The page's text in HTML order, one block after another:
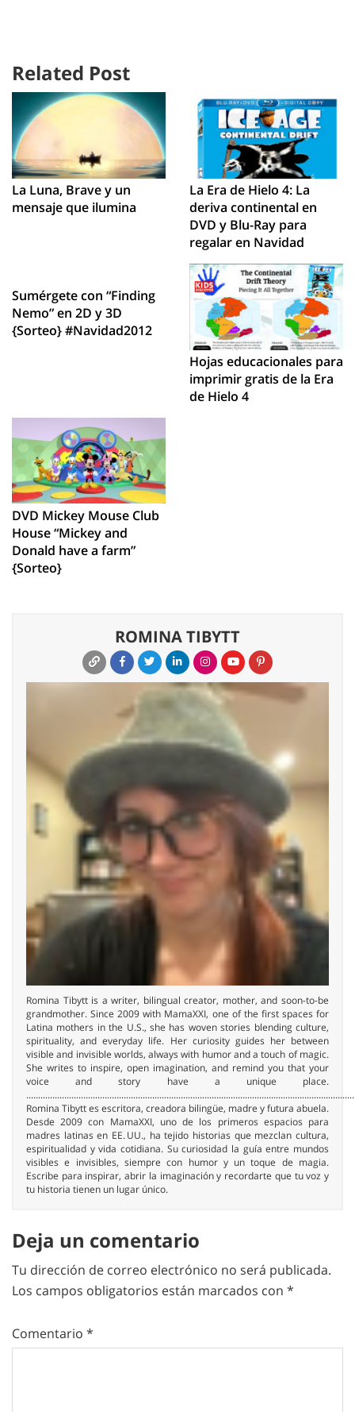
Related Post
La Luna, Brave y un
mensaje que ilumina
La Era de Hielo 4: La
deriva continental en
DVD y Blu-Ray para
regalar en Navidad
Sumérgete con “Finding
Nemo” en 2D y 3D
{Sorteo} #Navidad2012
Hojas educacionales para
imprimir gratis de la Era
de Hielo 4
DVD Mickey Mouse Club
House “Mickey and
Donald have a farm”
{Sorteo}
ROMINA TIBYTT
Romina Tibytt is a writer, bilingual creator, mother, and soon-to-be
grandmother. Since 2009 with MamaXXI, one of the first spaces for
Latina mothers in the U.S., she has woven stories blending culture,
spirituality, and everyday life. Her curiosity guides her between
visible and invisible worlds, always with humor and a touch of magic.
She writes to inspire, open imagination, and remind you that your
voice and story have a unique place.
Romina Tibytt es escritora, creadora bilingüe, madre y futura abuela.
Desde 2009 con MamaXXI, uno de los primeros espacios para
madres latinas en EE. UU., ha tejido historias que mezclan cultura,
espiritualidad y vida cotidiana. Su curiosidad la guía entre mundos
visibles e invisibles, siempre con humor y un toque de magia.
Escribe para inspirar, abrir la imaginación y recordarte que tu voz y
tu historia tienen un lugar único.
Deja un comentario
Tu dirección de correo electrónico no será publicada.
Los campos obligatorios están marcados con *
Comentario *